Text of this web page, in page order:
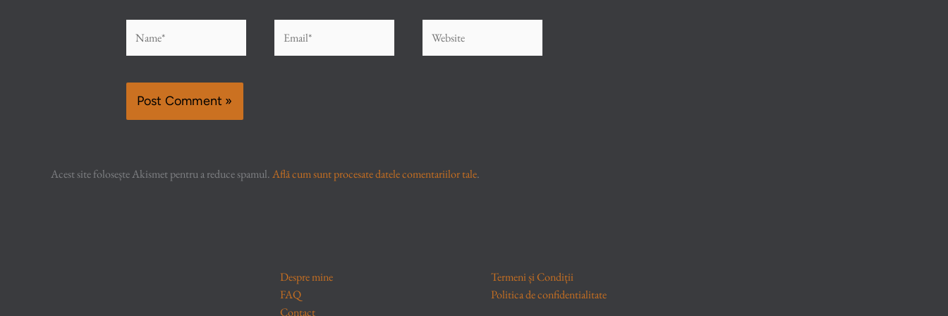
Acest site folosește Akismet pentru a reduce spamul.Află cum sunt procesate datele comentariilor tale.
Despre mine
FAQ
Contact
Termeni și Condiții
Politica de confidentialitate